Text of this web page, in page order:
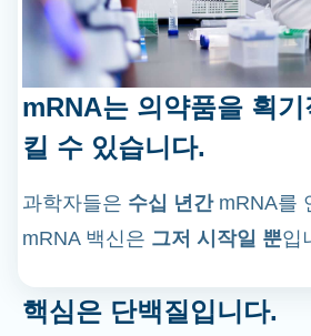
mRNA는 의약품을 획기
킬 수 있습니다.
과학자들은 수십 년간 mRNA를
mRNA 백신은 그저 시작일 뿐입
핵심은 단백질입니다.